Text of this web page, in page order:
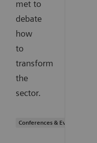
met to
debate
how
to
transform
the
sector.
Conferences & Events